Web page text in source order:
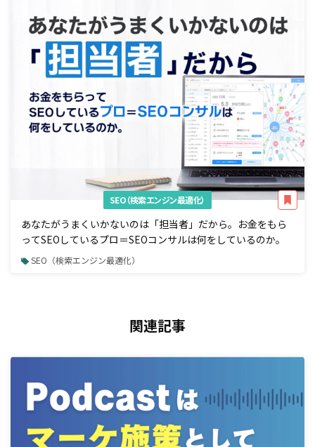
SEO（検索エンジン最適化）
あなたがうまくいかないのは「担当者」だから。お金をもら
ってSEOしているプロ＝SEOコンサルは何をしているのか。
SEO（検索エンジン最適化）
関連記事